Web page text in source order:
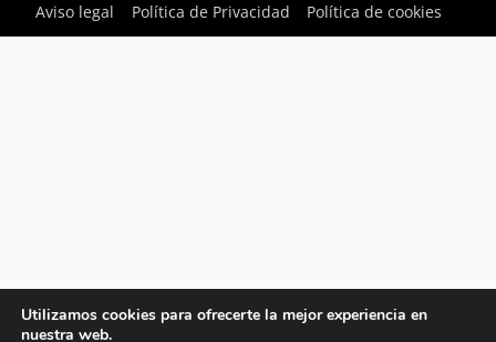
Aviso legal
Política de Privacidad Política de cookies
Utilizamos cookies para ofrecerte la mejor experiencia en
nuestra web.